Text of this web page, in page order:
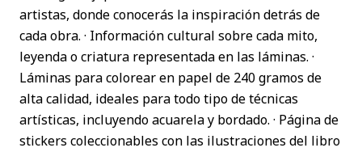
artistas, donde conocerás la inspiración detrás de
cada obra. · Información cultural sobre cada mito,
leyenda o criatura representada en las láminas. ·
Láminas para colorear en papel de 240 gramos de
alta calidad, ideales para todo tipo de técnicas
artísticas, incluyendo acuarela y bordado. · Página de
stickers coleccionables con las ilustraciones del libro